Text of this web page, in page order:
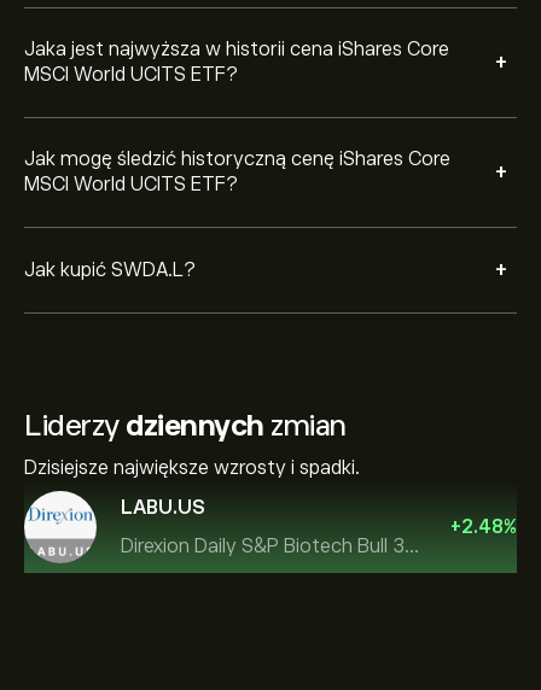
Jaka jest najwyższa w historii cena iShares Core
MSCI World UCITS ETF?
+
Jak mogę śledzić historyczną cenę iShares Core
MSCI World UCITS ETF?
+
Jak kupić SWDA.L? +
Liderzy dziennych zmian
Dzisiejsze największe wzrosty i spadki.
LABU.US
Direxion Daily S&P Biotech Bull 3X ETF
+2.48%